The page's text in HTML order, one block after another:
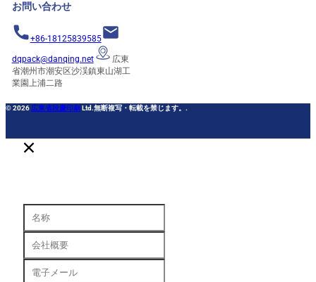
お問い合わせ
+86-18125839585
dqpack@danqing.net
広東
省潮州市潮安区沙渓鎮東山湖工
業園上浦二路
© 2026 広東省段慶印刷 Ltd.無断複写・転載を禁じます。.